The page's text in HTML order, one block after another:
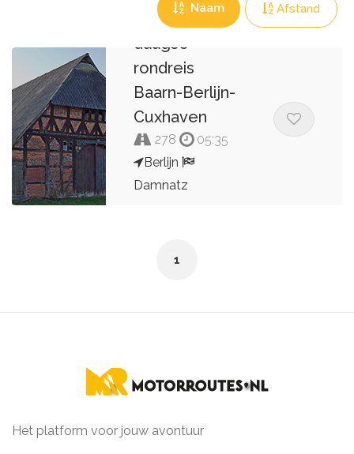
Naam Afstand
Dag 5 van 8
daagse
rondreis
Baarn-Berlijn-
Cuxhaven
278
05:35
Berlijn
Damnatz
1
Het platform voor jouw avontuur